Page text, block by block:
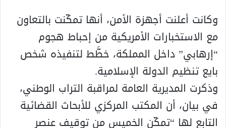
وكانت أعلنت أجهزة الأمن، أنها تمكّنت بالتعاون
مع الاستخبارات الأمريكية من إحباط هجوم
“إرهابي” داخل المملكة، خطَّط لتنفيذه شخص
بايع تنظيم الدولة الإسلامية.
وذكرت المديرية العامة لمراقبة التراب الوطني،
في بيان، أن المكتب المركزي للأبحاث القضائية
التابع لها “تمكّن الخميس من توقيف عنصر